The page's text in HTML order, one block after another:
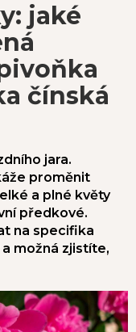
jaké
čínská
jara.
proměnit
a plné květy
předkové.
na specifika
možná zjistíte,